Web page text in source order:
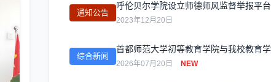
通知公告
呼伦贝尔学院设立师德师风监督举报平台
2023年12月20日
综合新闻
2026年07月20日 NEW